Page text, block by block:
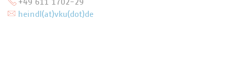
+49 611 1702-29
heindl(at)vku(dot)de